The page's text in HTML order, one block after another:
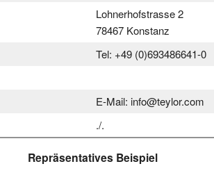
Lohnerhofstrasse 2
78467 Konstanz
Tel: +49 (0)693486641-0
E-Mail: info@teylor.com
./.
Repräsentatives Beispiel